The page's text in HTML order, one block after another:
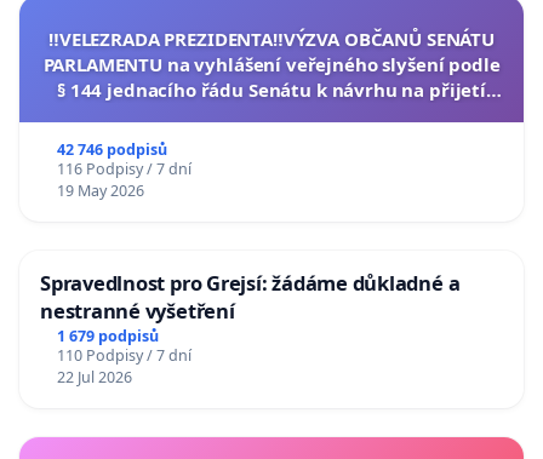
‼️VELEZRADA PREZIDENTA‼️VÝZVA OBČANŮ SENÁTU
PARLAMENTU na vyhlášení veřejného slyšení podle
§ 144 jednacího řádu Senátu k návrhu na přijetí
42 746 podpisů
116 Podpisy / 7 dní
19 May 2026
Spravedlnost pro Grejsí: žádáme důkladné a
nestranné vyšetření
1 679 podpisů
110 Podpisy / 7 dní
22 Jul 2026